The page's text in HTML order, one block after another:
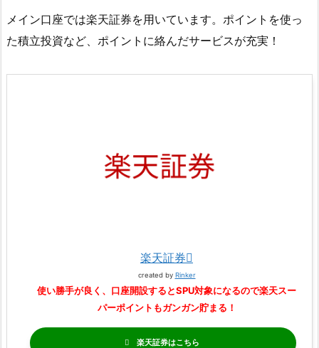
メイン口座では楽天証券を用いています。ポイントを使っ
た積立投資など、ポイントに絡んだサービスが充実！
楽天証券
created by Rinker
使い勝手が良く、口座開設するとSPU対象になるので楽天スー
パーポイントもガンガン貯まる！
楽天証券